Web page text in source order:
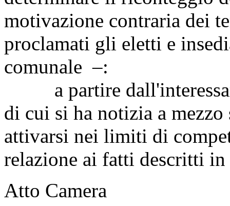
motivazione contraria dei
proclamati gli eletti e
comunale –:
a partire
di cui si ha notizia a
attivarsi nei limiti di
relazione ai fatti descritti in
Atto Camera